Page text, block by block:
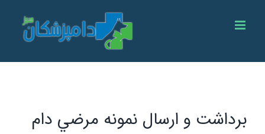
برداشت و ارسال نمونه مرضي دام